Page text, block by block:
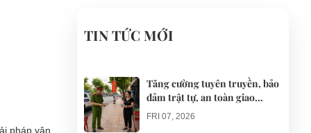
pháp vận
TIN TỨC MỚI
Tăng cường tuyên truyền, bảo
đảm trật tự, an toàn giao
thông khi thí điểm xe điện 4
bánh phục vụ du lịch
FRI 07, 2026